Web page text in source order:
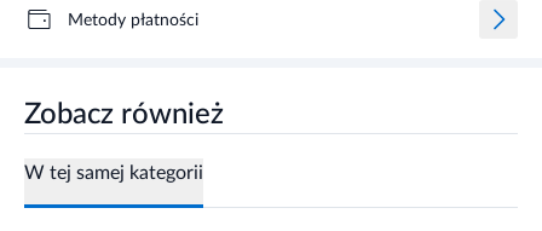
Metody płatności
Zobacz również
W tej samej kategorii